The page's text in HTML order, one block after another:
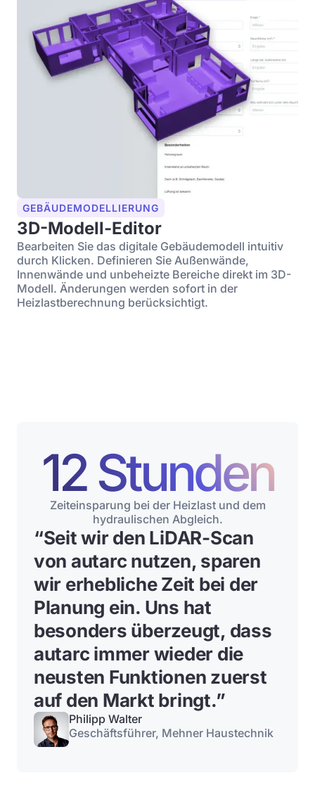
GEBÄUDEMODELLIERUNG
3D-Modell-Editor
Bearbeiten Sie das digitale Gebäudemodell intuitiv
durch Klicken. Definieren Sie Außenwände,
Innenwände und unbeheizte Bereiche direkt im 3D-
Modell. Änderungen werden sofort in der
Heizlastberechnung berücksichtigt.
12 Stunden
Zeiteinsparung bei der Heizlast und dem
hydraulischen Abgleich.
“Seit wir den LiDAR-Scan
von autarc nutzen, sparen
wir erhebliche Zeit bei der
Planung ein. Uns hat
besonders überzeugt, dass
autarc immer wieder die
neusten Funktionen zuerst
auf den Markt bringt.”
Philipp Walter
Geschäftsführer, Mehner Haustechnik